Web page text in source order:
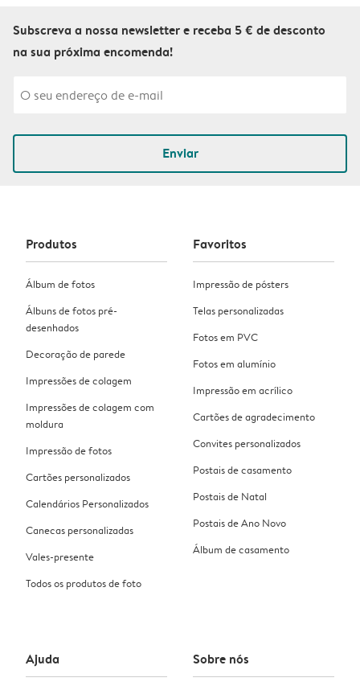
Subscreva a nossa newsletter e receba 5 € de desconto
na sua próxima encomenda!
Enviar
Produtos
Álbum de fotos
Álbuns de fotos pré-
desenhados
Decoração de parede
Impressões de colagem
Impressões de colagem com
moldura
Impressão de fotos
Cartões personalizados
Calendários Personalizados
Canecas personalizadas
Vales-presente
Todos os produtos de foto
Favoritos
Impressão de pósters
Telas personalizadas
Fotos em PVC
Fotos em alumínio
Impressão em acrílico
Cartões de agradecimento
Convites personalizados
Postais de casamento
Postais de Natal
Postais de Ano Novo
Álbum de casamento
Ajuda Sobre nós